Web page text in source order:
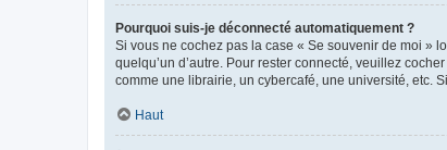
Pourquoi suis-je déconnecté automatiquement ?
Si vous ne cochez pas la case « Se souvenir de moi »
quelqu’un d’autre. Pour rester connecté, veuillez
comme une librairie, un cybercafé, une université, etc.
Haut